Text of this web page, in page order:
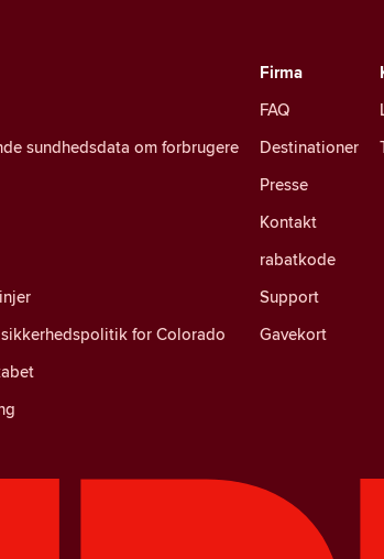
sundhedsdata om forbrugere
for Colorado
Firma
FAQ
Destinationer
Presse
Kontakt
rabatkode
Support
Gavekort